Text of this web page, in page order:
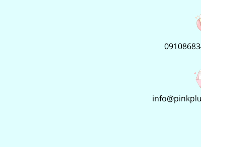
09108683499
info@pinkplus.ir